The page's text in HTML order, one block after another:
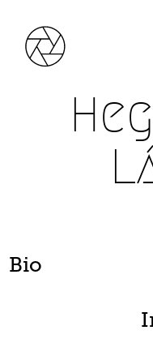
Bio